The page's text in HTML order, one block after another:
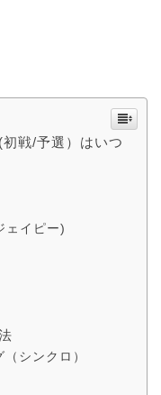
戦/予選）はいつ
ェイピー)
シンクロ）